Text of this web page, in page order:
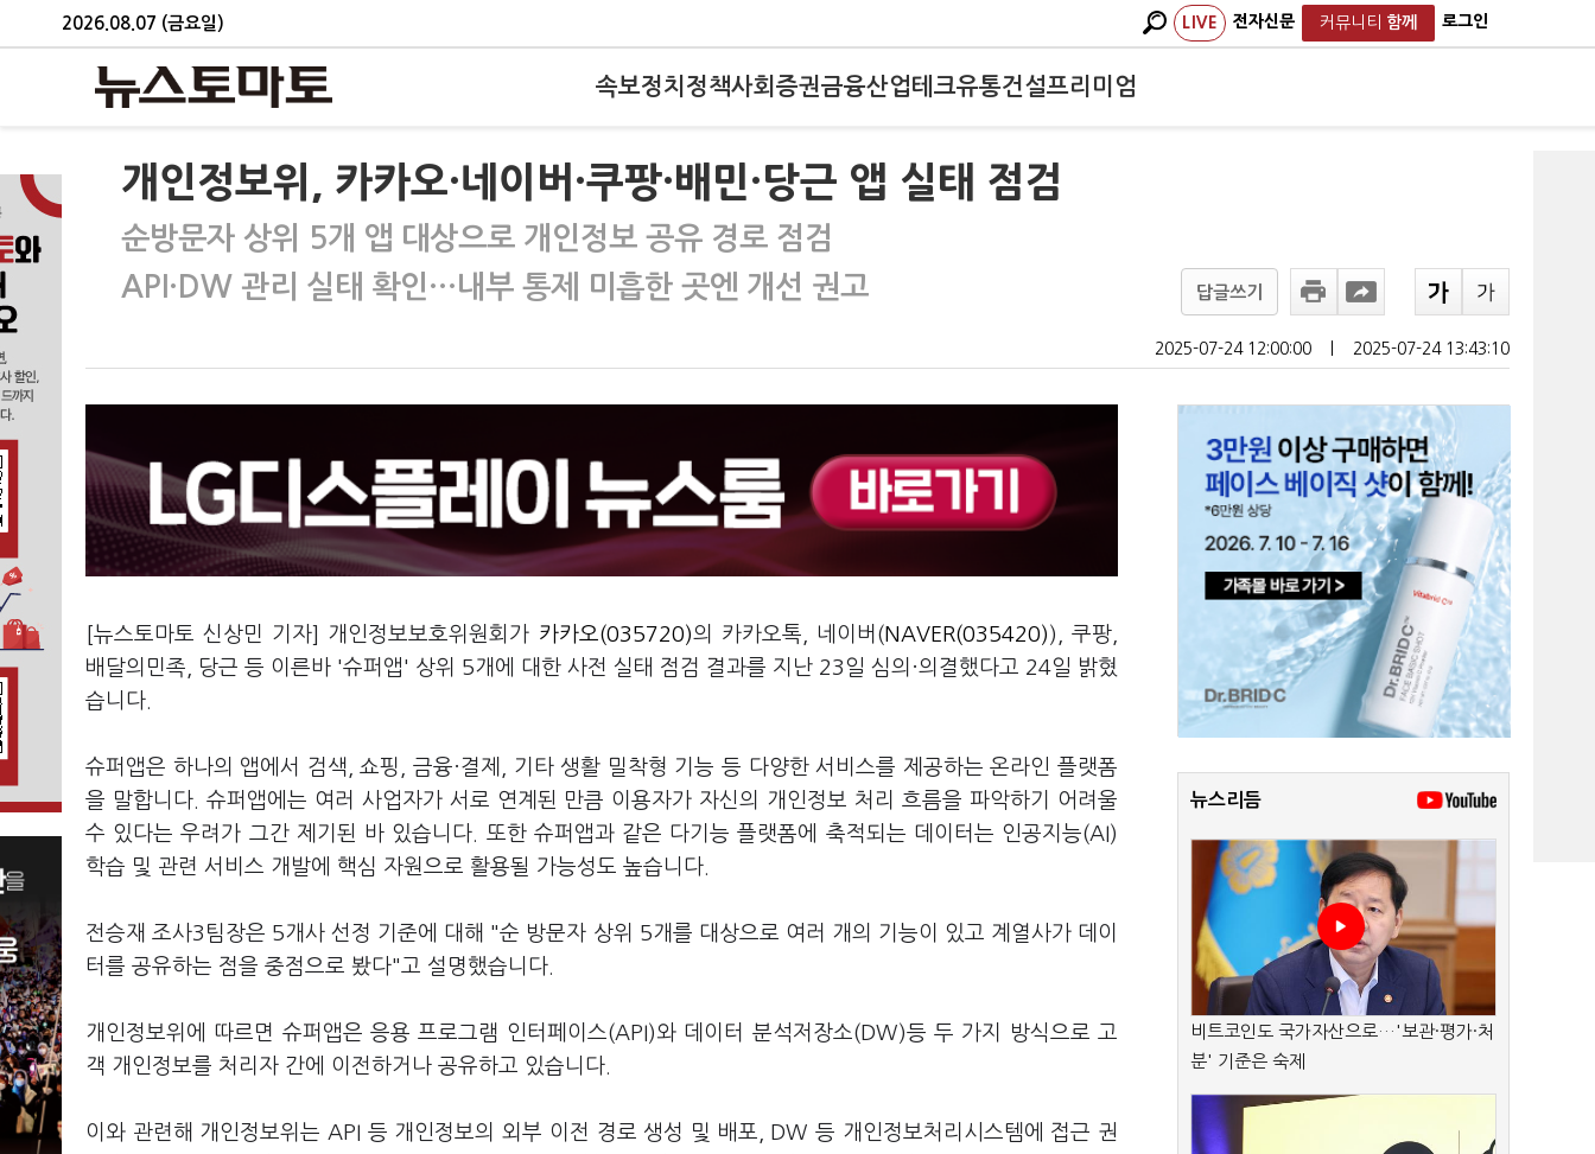
2026.08.07 (금요일) LIVE 전자신문 커뮤니티 함께 로그인
속보정치 정책사회 증권금융산업테크유통건설프리미엄
개인정보위, 카카오·네이버·쿠팡·배민·당근 앱 실태 점검
순방문자 상위 5개 앱 대상으로 개인정보 공유 경로 점검
API·DW 관리 실태 확인…내부 통제 미흡한 곳엔 개선 권고
답글쓰기
2025-07-24 12:00:00 2025-07-24 13:43:10
[뉴스토마토 신상민 기자] 개인정보보호위원회가 카카오(035720)의 카카오톡, 네이버( NAVER(035420) ), 쿠팡,
배달의민족, 당근 등 이른바 '슈퍼앱' 상위 5개에 대한 사전 실태 점검 결과를 지난 23일 심의·의결했다고 24일 밝혔
습니다.
슈퍼앱은 하나의 앱에서 검색, 쇼핑, 금융·결제, 기타 생활 밀착형 기능 등 다양한 서비스를 제공하는 온라인 플랫폼
을 말합니다. 슈퍼앱에는 여러 사업자가 서로 연계된 만큼 이용자가 자신의 개인정보 처리 흐름을 파악하기 어려울
수 있다는 우려가 그간 제기된 바 있습니다. 또한 슈퍼앱과 같은 다기능 플랫폼에 축적되는 데이터는 인공지능(AI)
학습 및 관련 서비스 개발에 핵심 자원으로 활용될 가능성도 높습니다.
전승재 조사3팀장은 5개사 선정 기준에 대해 "순 방문자 상위 5개를 대상으로 여러 개의 기능이 있고 계열사가 데이
터를 공유하는 점을 중점으로 봤다"고 설명했습니다.
개인정보위에 따르면 슈퍼앱은 응용 프로그램 인터페이스(API)와 데이터 분석저장소(DW)등 두 가지 방식으로 고
객 개인정보를 처리자 간에 이전하거나 공유하고 있습니다.
이와 관련해 개인정보위는 API 등 개인정보의 외부 이전 경로 생성 및 배포, DW 등 개인정보처리시스템에 접근 권
뉴스리듬
비트코인도 국가자산으로…'보관·평가·처
분' 기준은 숙제